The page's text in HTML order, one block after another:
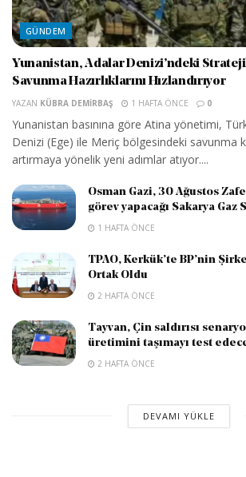
GÜNDEM
Yunanistan, Adalar Denizi’ndeki
Savunma Hazırlıklarını Hızlandırıyor
YAZAN KÜBRA DEMIRBAŞ 1 HAFTA ÖNCE 0
Yunanistan basınına göre Atina yönetimi,
Denizi (Ege) ile Meriç bölgesindeki savunma
artırmaya yönelik yeni adımlar atıyor....
Osman Gazi, 30 Ağustos
görev yapacağı Sakarya Gaz
1 HAFTA ÖNCE
TPAO, Kerkük’te BP’nin
Ortak Oldu
2 HAFTA ÖNCE
Tayvan, Çin saldırısı
üretimini taşımayı test
2 HAFTA ÖNCE
DEVAMI YÜKLE